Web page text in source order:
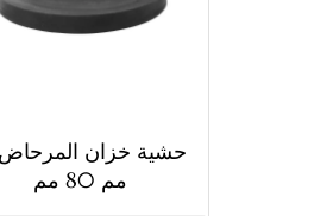
مم 80 مم